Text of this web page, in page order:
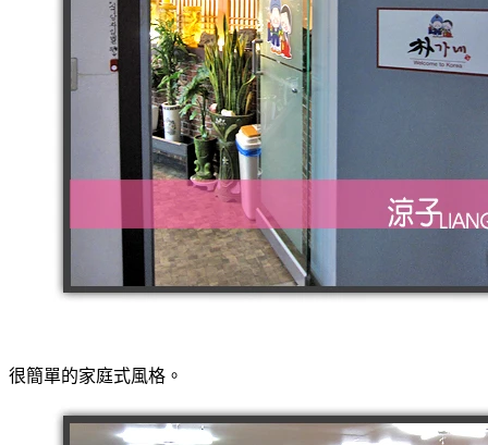
很簡單的家庭式風格。